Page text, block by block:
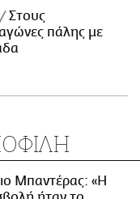
Στους
πάλης με
Μπαντέρας: «Η